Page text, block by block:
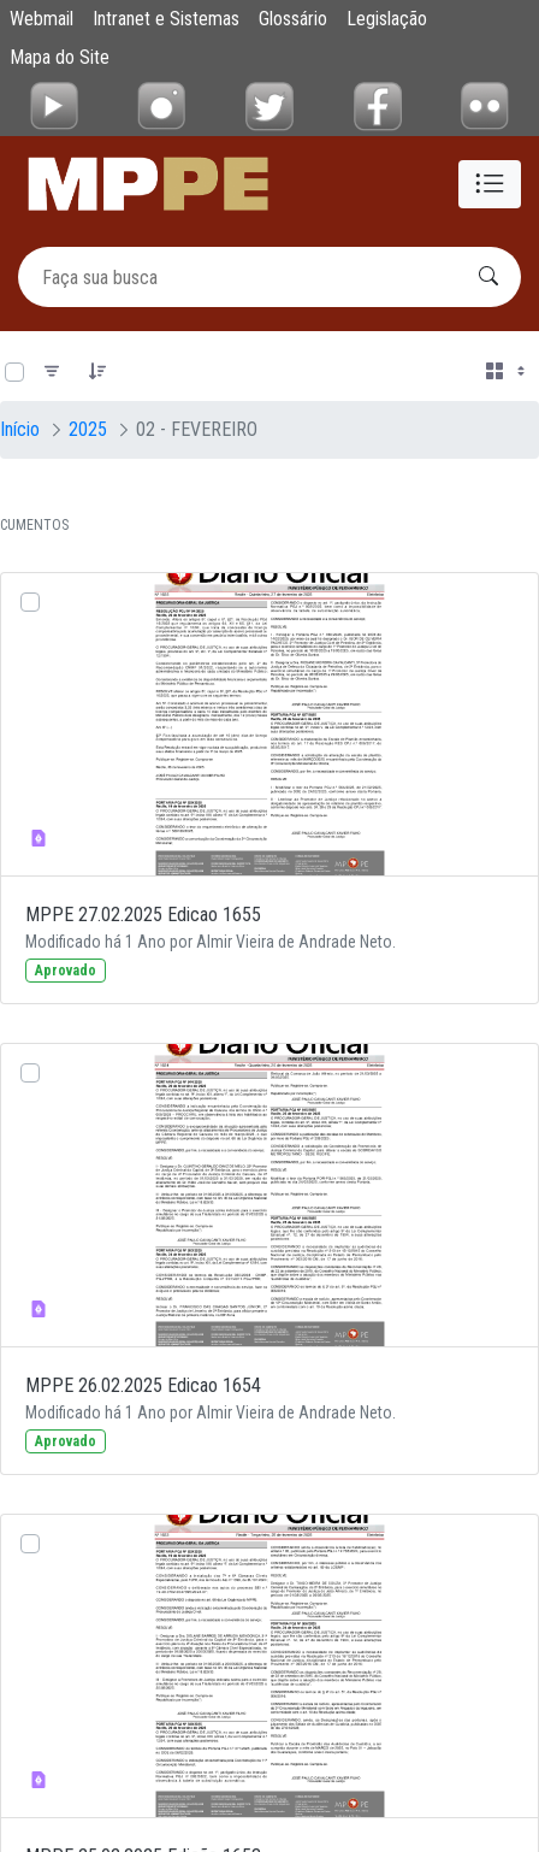
Pular para o Conteúdo principal
Documentos
Webmail Intranet e Sistemas Glossário
Legislação
Mapa do Site
Início 2025 02 - FEVEREIRO
MPPE 27.02.2025 Edicao 1655
Modificado há 1 Ano por Almir Vieira de Andrade Neto.
Aprovado
MPPE 26.02.2025 Edicao 1654
Modificado há 1 Ano por Almir Vieira de Andrade Neto.
Aprovado